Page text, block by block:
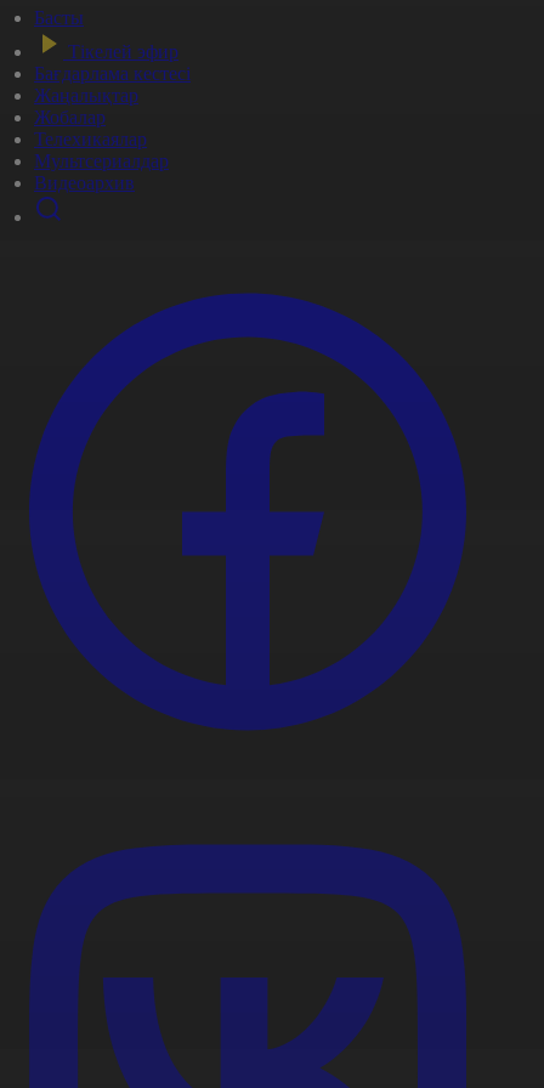
Басты
Тікелей эфир
Бағдарлама кестесі
Жаңалықтар
Жобалар
Телехикаялар
Мультсериалдар
Видеоархив